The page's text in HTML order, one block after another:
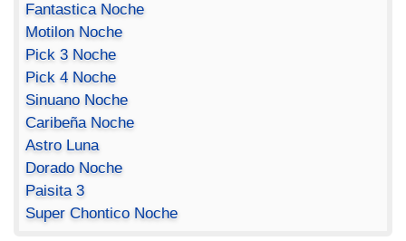
Fantastica Noche
Motilon Noche
Pick 3 Noche
Pick 4 Noche
Sinuano Noche
Caribeña Noche
Astro Luna
Dorado Noche
Paisita 3
Super Chontico Noche